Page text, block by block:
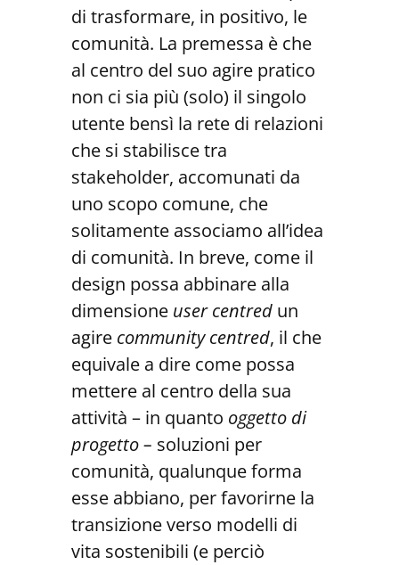
di trasformare, in positivo, le
comunità. La premessa è che
al centro del suo agire pratico
non ci sia più (solo) il singolo
utente bensì la rete di relazioni
che si stabilisce tra
stakeholder, accomunati da
uno scopo comune, che
solitamente associamo all’idea
di comunità. In breve, come il
design possa abbinare alla
dimensione user centred un
agire community centred, il che
equivale a dire come possa
mettere al centro della sua
attività – in quanto oggetto di
progetto – soluzioni per
comunità, qualunque forma
esse abbiano, per favorirne la
transizione verso modelli di
vita sostenibili (e perciò